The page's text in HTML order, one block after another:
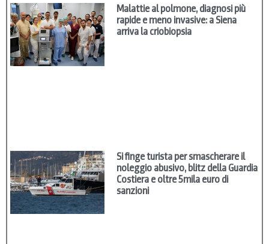
Malattie al polmone, diagnosi più
rapide e meno invasive: a Siena
arriva la criobiopsia
Si finge turista per smascherare il
noleggio abusivo, blitz della Guardia
Costiera e oltre 5mila euro di
sanzioni